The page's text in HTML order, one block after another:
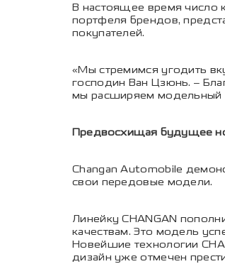
В настоящее время число
портфеля брендов,
покупателей.
«Мы стремимся угодить
господин Ван Цзюнь. –
мы расширяем модельный
Предвосхищая будущее
Changan Automobile
свои передовые модели.
Линейку CHANGAN
качествам. Это модель
Новейшие технологии
дизайн уже отмечен